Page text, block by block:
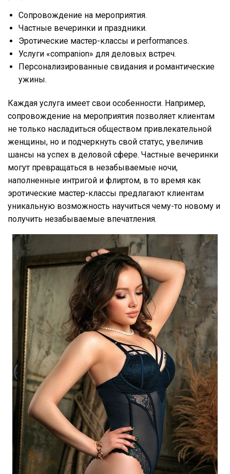
Сопровождение на мероприятия.
Частные вечеринки и праздники.
Эротические мастер-классы и performances.
Услуги «companion» для деловых встреч.
Персонализированные свидания и романтические
ужины.
Каждая услуга имеет свои особенности. Например,
сопровождение на мероприятия позволяет клиентам
не только насладиться обществом привлекательной
женщины, но и подчеркнуть свой статус, увеличив
шансы на успех в деловой сфере. Частные вечеринки
могут превращаться в незабываемые ночи,
наполненные интригой и флиртом, в то время как
эротические мастер-классы предлагают клиентам
уникальную возможность научиться чему-то новому и
получить незабываемые впечатления.